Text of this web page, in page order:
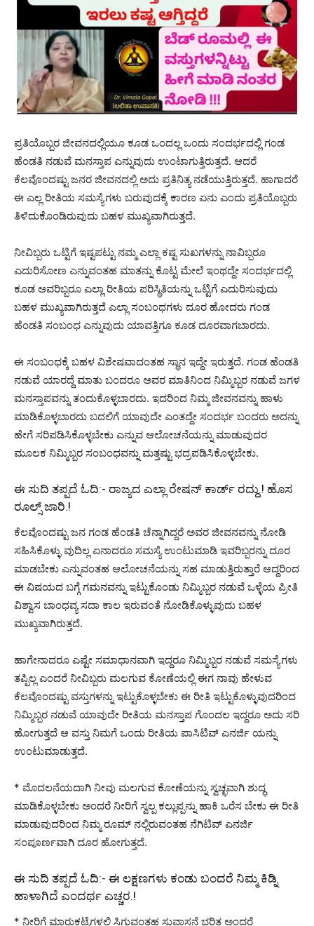
ಪ್ರತಿಯೊಬ್ಬರ ಜೀವನದಲ್ಲಿಯೂ ಕೂಡ ಒಂದಲ್ಲ ಒಂದು ಸಂದರ್ಭದಲ್ಲಿ ಗಂಡ
ಹೆಂಡತಿ ನಡುವೆ ಮನಸ್ತಾಪ ಎನ್ನುವುದು ಉಂಟಾಗುತ್ತಿರುತ್ತದೆ. ಆದರೆ
ಕೆಲವೊಂದಷ್ಟು ಜನರ ಜೀವನದಲ್ಲಿ ಅದು ಪ್ರತಿನಿತ್ಯ ನಡೆಯುತ್ತಿರುತ್ತದೆ. ಹಾಗಾದರೆ
ಈ ಎಲ್ಲ ರೀತಿಯ ಸಮಸ್ಯೆಗಳು ಬರುವುದಕ್ಕೆ ಕಾರಣ ಏನು ಎಂದು ಪ್ರತಿಯೊಬ್ಬರು
ತಿಳಿದುಕೊಂಡಿರುವುದು ಬಹಳ ಮುಖ್ಯವಾಗಿರುತ್ತದೆ.
ನೀವಿಬ್ಬರು ಒಟ್ಟಿಗೆ ಇಷ್ಟಪಟ್ಟು ನಮ್ಮ ಎಲ್ಲಾ ಕಷ್ಟ ಸುಖಗಳನ್ನು ನಾವಿಬ್ಬರೂ
ಎದುರಿಸೋಣ ಎನ್ನುವಂತಹ ಮಾತನ್ನು ಕೊಟ್ಟ ಮೇಲೆ ಇಂಥದ್ದೇ ಸಂದರ್ಭದಲ್ಲಿ
ಕೂಡ ಅವರಿಬ್ಬರೂ ಎಲ್ಲಾ ರೀತಿಯ ಪರಿಸ್ಥಿತಿಯನ್ನು ಒಟ್ಟಿಗೆ ಎದುರಿಸುವುದು
ಬಹಳ ಮುಖ್ಯವಾಗಿರುತ್ತದೆ ಎಲ್ಲಾ ಸಂಬಂಧಗಳು ದೂರ ಹೋದರು ಗಂಡ
ಹೆಂಡತಿ ಸಂಬಂಧ ಎನ್ನುವುದು ಯಾವತ್ತಿಗೂ ಕೂಡ ದೂರವಾಗಬಾರದು.
ಈ ಸಂಬಂಧಕ್ಕೆ ಬಹಳ ವಿಶೇಷವಾದಂತಹ ಸ್ಥಾನ ಇದ್ದೇ ಇರುತ್ತದೆ. ಗಂಡ ಹೆಂಡತಿ
ನಡುವೆ ಯಾರದ್ದೆ ಮಾತು ಬಂದರೂ ಅವರ ಮಾತಿನಿಂದ ನಿಮ್ಮಿಬ್ಬರ ನಡುವೆ ಜಗಳ
ಮನಸ್ತಾಪವನ್ನು ತಂದುಕೊಳ್ಳಬಾರದು. ಇದರಿಂದ ನಿಮ್ಮ ಜೀವನವನ್ನು ಹಾಳು
ಮಾಡಿಕೊಳ್ಳಬಾರದು ಬದಲಿಗೆ ಯಾವುದೇ ಎಂತದ್ದೇ ಸಂದರ್ಭ ಬಂದರು ಅದನ್ನು
ಹೇಗೆ ಸರಿಪಡಿಸಿಕೊಳ್ಳಬೇಕು ಎನ್ನುವ ಆಲೋಚನೆಯನ್ನು ಮಾಡುವುದರ
ಮೂಲಕ ನಿಮ್ಮಿಬ್ಬರ ಸಂಬಂಧವನ್ನು ಮತ್ತಷ್ಟು ಭದ್ರಪಡಿಸಿಕೊಳ್ಳಬೇಕು.
ಈ ಸುದಿ ತಪ್ಪದೆ ಓದಿ:- ರಾಜ್ಯದ ಎಲ್ಲಾ ರೇಷನ್ ಕಾರ್ಡ್ ರದ್ದು.! ಹೊಸ
ರೂಲ್ಸ್ ಜಾರಿ.!
ಕೆಲವೊಂದಷ್ಟು ಜನ ಗಂಡ ಹೆಂಡತಿ ಚೆನ್ನಾಗಿದ್ದರೆ ಅವರ ಜೀವನವನ್ನು ನೋಡಿ
ಸಹಿಸಿಕೊಳ್ಳು ವುದಿಲ್ಲ ಏನಾದರೂ ಸಮಸ್ಯೆ ಉಂಟುಮಾಡಿ ಇವರಿಬ್ಬರನ್ನು ದೂರ
ಮಾಡಬೇಕು ಎನ್ನುವಂತಹ ಆಲೋಚನೆಯನ್ನು ಸಹ ಮಾಡುತ್ತಿರುತ್ತಾರೆ ಆದ್ದರಿಂದ
ಈ ವಿಷಯದ ಬಗ್ಗೆ ಗಮನವನ್ನು ಇಟ್ಟುಕೊಂಡು ನಿಮ್ಮಿಬ್ಬರ ನಡುವೆ ಒಳ್ಳೆಯ ಪ್ರೀತಿ
ವಿಶ್ವಾಸ ಬಾಂಧವ್ಯ ಸದಾ ಕಾಲ ಇರುವಂತೆ ನೋಡಿಕೊಳ್ಳುವುದು ಬಹಳ
ಮುಖ್ಯವಾಗಿರುತ್ತದೆ.
ಹಾಗೇನಾದರೂ ಎಷ್ಟೇ ಸಮಾಧಾನವಾಗಿ ಇದ್ದರೂ ನಿಮ್ಮಿಬ್ಬರ ನಡುವೆ ಸಮಸ್ಯೆಗಳು
ತಪ್ಪಿಲ್ಲ ಎಂದರೆ ನೀವಿಬ್ಬರು ಮಲಗುವ ಕೋಣೆಯಲ್ಲಿ ಈಗ ನಾವು ಹೇಳುವ
ಕೆಲವೊಂದಷ್ಟು ವಸ್ತುಗಳನ್ನು ಇಟ್ಟುಕೊಳ್ಳಬೇಕು ಈ ರೀತಿ ಇಟ್ಟುಕೊಳ್ಳುವುದರಿಂದ
ನಿಮ್ಮಿಬ್ಬರ ನಡುವೆ ಯಾವುದೇ ರೀತಿಯ ಮನಸ್ತಾಪ ಗೊಂದಲ ಇದ್ದರೂ ಅದು ಸರಿ
ಹೋಗುತ್ತದೆ ಆ ವಸ್ತು ನಿಮಗೆ ಒಂದು ರೀತಿಯ ಪಾಸಿಟಿವ್ ಎನರ್ಜಿ ಯನ್ನು
ಉಂಟುಮಾಡುತ್ತದೆ.
* ಮೊದಲನೆಯದಾಗಿ ನೀವು ಮಲಗುವ ಕೋಣೆಯನ್ನು ಸ್ವಚ್ಛವಾಗಿ ಶುದ್ಧ
ಮಾಡಿಕೊಳ್ಳಬೇಕು ಅಂದರೆ ನೀರಿಗೆ ಸ್ವಲ್ಪ ಕಲ್ಲುಪ್ಪನ್ನು ಹಾಕಿ ಒರೆಸ ಬೇಕು ಈ ರೀತಿ
ಮಾಡುವುದರಿಂದ ನಿಮ್ಮ ರೂಮ್ ನಲ್ಲಿರುವಂತಹ ನೆಗಿಟಿವ್ ಎನರ್ಜಿ
ಸಂಪೂರ್ಣವಾಗಿ ದೂರ ಹೋಗುತ್ತದೆ.
ಈ ಸುದಿ ತಪ್ಪದೆ ಓದಿ:- ಈ ಲಕ್ಷಣಗಳು ಕಂಡು ಬಂದರೆ ನಿಮ್ಮ ಕಿಡ್ನಿ
ಹಾಳಾಗಿದೆ ಎಂದರ್ಥ ಎಚ್ಚರ.!
* ನೀರಿಗೆ ಮಾರುಕಟ್ಟೆಗಳಲ್ಲಿ ಸಿಗುವಂತಹ ಸುವಾಸನೆ ಭರಿತ ಅಂದರೆ